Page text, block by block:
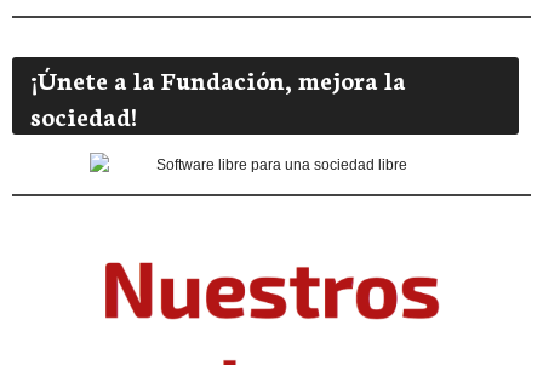
¡Únete a la Fundación, mejora la
sociedad!